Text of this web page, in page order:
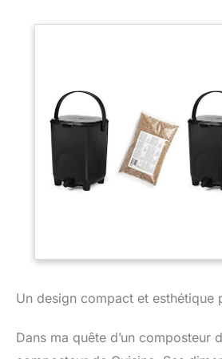
Un design compact et esthétique
Dans ma quête d’un composteur